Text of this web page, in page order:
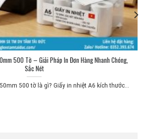
500 Tờ – Giải Pháp In Đơn Hàng Nhanh Chóng,
Sắc Nét
500 tờ là gì? Giấy in nhiệt A6 kích thước...